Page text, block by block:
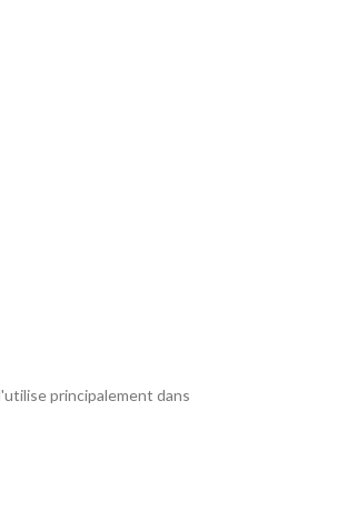
principalement dans